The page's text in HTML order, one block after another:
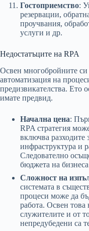
Гостоприемство:
резервации,
проучвания,
услуги и др.
Недостатъците на RPA
Освен многобройните си
автоматизация на
предизвикателства. Ето
имате предвид.
Начална цена:
RPA стратегия
включва разходите
инфраструктура и
Следователно
бюджета на
Сложност на
системата в
процеси може да
работа. Освен това
служителите и от
непредубедени са